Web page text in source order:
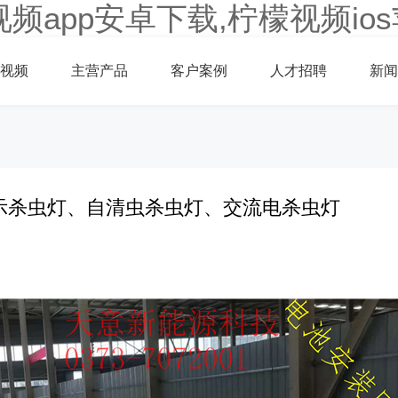
app安卓下载,柠檬视频
频 主营产品 客户案例 人才招聘 新
灯、自清虫杀虫灯、交流电杀虫灯